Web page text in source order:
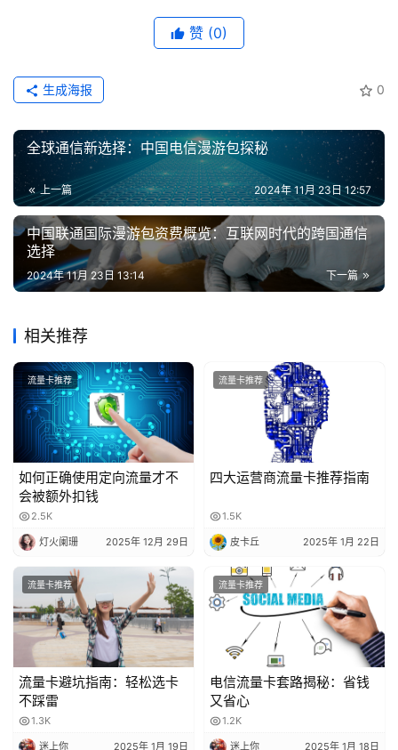
务
赞 (0)
0
生成海报
全球通信新选择：中国电信漫游包探秘
上一篇 2024年 11月 23日 12:57
中国联通国际漫游包资费概览：互联网时代的跨国通信
选择
下一篇
2024年 11月 23日 13:14
相关推荐
流量卡推荐
如何正确使用定向流量才不
会被额外扣钱
2.5K
灯火阑珊 2025年 12月 29日
流量卡推荐
四大运营商流量卡推荐指南
1.5K
皮卡丘 2025年 1月 22日
流量卡推荐
流量卡避坑指南：轻松选卡
不踩雷
1.3K
迷上你 2025年 1月 19日
流量卡推荐
电信流量卡套路揭秘：省钱
又省心
1.2K
迷上你 2025年 1月 18日